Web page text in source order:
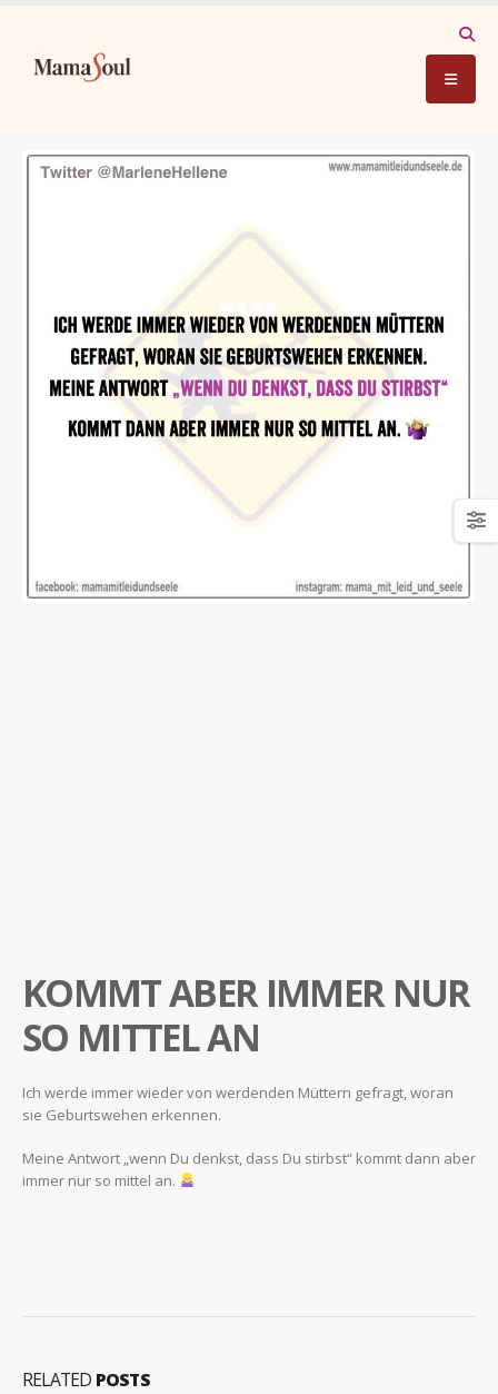
KOMMT ABER IMMER NUR
SO MITTEL AN
Ich werde immer wieder von werdenden Müttern gefragt, woran
sie Geburtswehen erkennen.
Meine Antwort „wenn Du denkst, dass Du stirbst“ kommt dann aber
immer nur so mittel an.
RELATED POSTS